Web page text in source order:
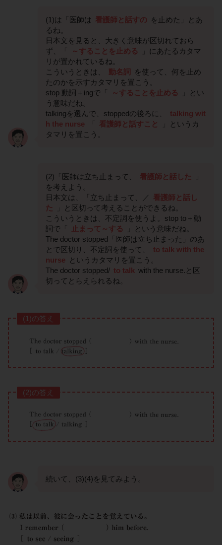
(1)は「医師は 看護師と話すの を止めた」とあ
るね。
日本文を見ると、大きく意味が区切れておら
ず、「
～することを止める
」にあたるカタマ
リが置かれているね。
こういうときは、
動名詞
を使って、何を止め
たのかを示すカタマリを置こう。
stop 動詞＋ingで「
～することを止める
」とい
う意味だね。
talkingを選んで、stoppedの後ろに、
talking wit
h the nurse
「 看護師と話すこと
」というカ
タマリを置こう。
(2)「医師は立ち止まって、 看護師と話した
を考えよう。
日本文は、「立ち止まって、／
看護師と話し
た
」と区切って考えることができるね。
こういうときは、不定詞を使うよ。stop to＋動
詞で「
止まって～する
」という意味だね。
The doctor stopped「医師は立ち止まった」のあ
とで区切り、不定詞を使って、
to talk with the
nurse
というカタマリを置こう。
The doctor stopped/ to talk with the nurse.と区
切ってとらえられるね。
(1)の答え
(2)の答え
続いて、(3)(4)を見てみよう。